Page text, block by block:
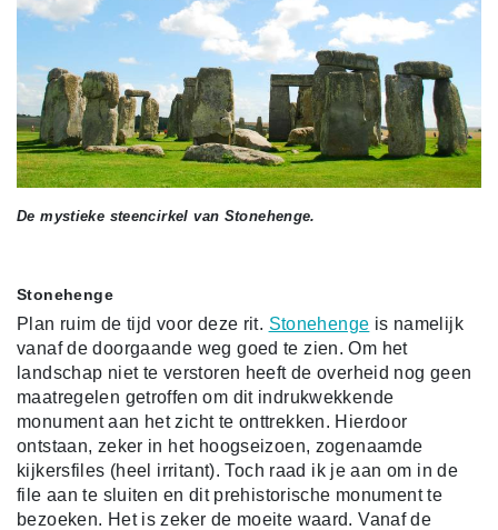
De mystieke steencirkel van Stonehenge.
Stonehenge
Plan ruim de tijd voor deze rit. Stonehenge is namelijk
vanaf de doorgaande weg goed te zien. Om het
landschap niet te verstoren heeft de overheid nog geen
maatregelen getroffen om dit indrukwekkende
monument aan het zicht te onttrekken. Hierdoor
ontstaan, zeker in het hoogseizoen, zogenaamde
kijkersfiles (heel irritant). Toch raad ik je aan om in de
file aan te sluiten en dit prehistorische monument te
bezoeken. Het is zeker de moeite waard. Vanaf de